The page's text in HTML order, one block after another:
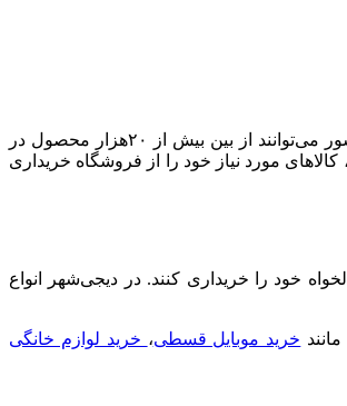
از سراسر کشور می‌توانند از بین بیش از ۲۰هزار محصول در
، کالاهای مورد نیاز خود را از فروشگاه خریداری
خود را خریداری کنند. در دیجی‌شهر انواع
خرید موبایل قسطی، خرید لوازم خانگی